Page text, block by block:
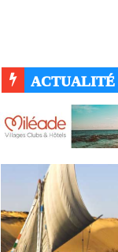
ACTUALITÉ